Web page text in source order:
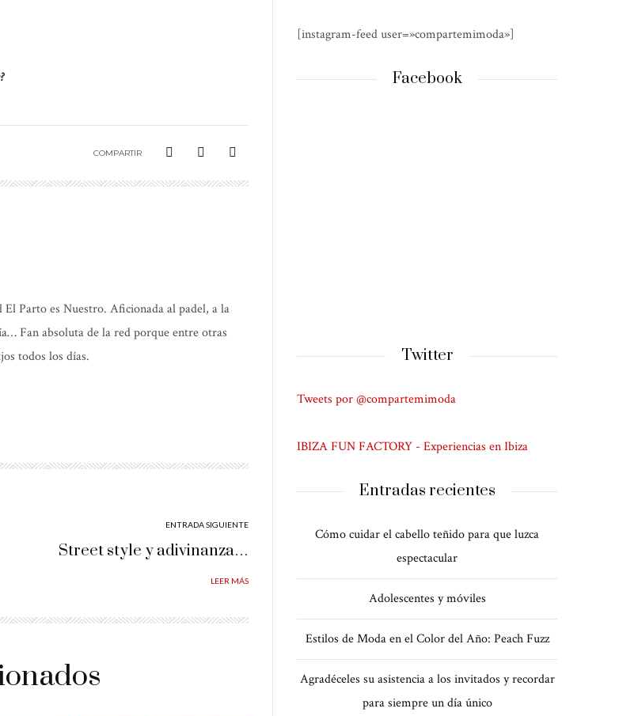
COMPARTIR
Parto es Nuestro. Aficionada al padel, a la
Fan absoluta de la red porque entre otras
todos los días.
ENTRADA SIGUIENTE
Street style y adivinanza…
LEER MÁS
[instagram-feed user=»compartemimoda»]
Facebook
Twitter
Tweets por @compartemimoda
IBIZA FUN FACTORY - Experiencias en Ibiza
Entradas recientes
Cómo cuidar el cabello teñido para que luzca
espectacular
Adolescentes y móviles
Estilos de Moda en el Color del Año: Peach Fuzz
Agradéceles su asistencia a los invitados y recordar
para siempre un día único